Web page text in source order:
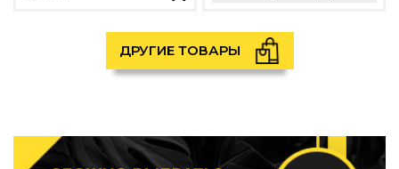
ДРУГИЕ ТОВАРЫ